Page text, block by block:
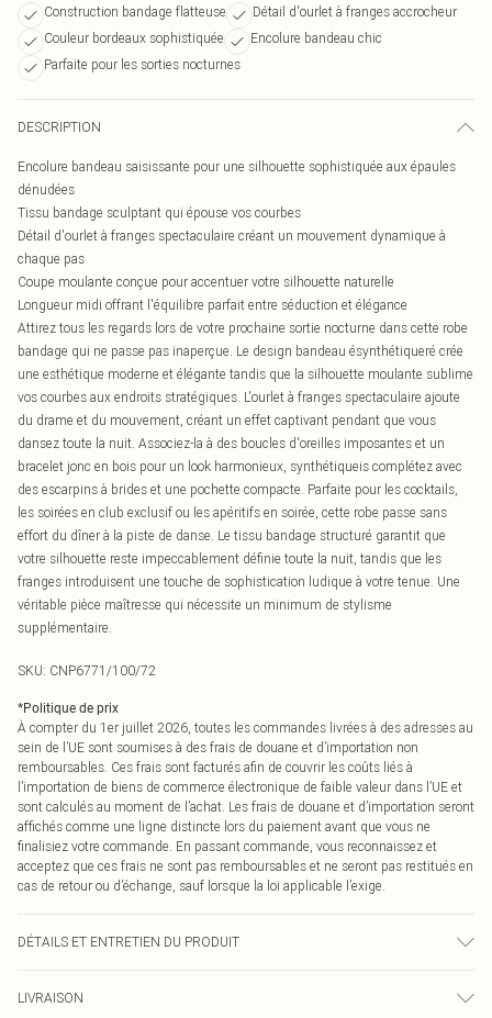
Construction bandage flatteuse
Détail d'ourlet à franges accrocheur
Couleur bordeaux sophistiquée
Encolure bandeau chic
Parfaite pour les sorties nocturnes
DESCRIPTION
Encolure bandeau saisissante pour une silhouette sophistiquée aux épaules
dénudées
Tissu bandage sculptant qui épouse vos courbes
Détail d'ourlet à franges spectaculaire créant un mouvement dynamique à
chaque pas
Coupe moulante conçue pour accentuer votre silhouette naturelle
Longueur midi offrant l'équilibre parfait entre séduction et élégance
Attirez tous les regards lors de votre prochaine sortie nocturne dans cette robe
bandage qui ne passe pas inaperçue. Le design bandeau ésynthétiqueré crée
une esthétique moderne et élégante tandis que la silhouette moulante sublime
vos courbes aux endroits stratégiques. L'ourlet à franges spectaculaire ajoute
du drame et du mouvement, créant un effet captivant pendant que vous
dansez toute la nuit. Associez-la à des boucles d'oreilles imposantes et un
bracelet jonc en bois pour un look harmonieux, synthétiqueis complétez avec
des escarpins à brides et une pochette compacte. Parfaite pour les cocktails,
les soirées en club exclusif ou les apéritifs en soirée, cette robe passe sans
effort du dîner à la piste de danse. Le tissu bandage structuré garantit que
votre silhouette reste impeccablement définie toute la nuit, tandis que les
franges introduisent une touche de sophistication ludique à votre tenue. Une
véritable pièce maîtresse qui nécessite un minimum de stylisme
supplémentaire.
SKU: CNP6771/100/72
*Politique de prix
À compter du 1er juillet 2026, toutes les commandes livrées à des adresses au
sein de l’UE sont soumises à des frais de douane et d’importation non
remboursables. Ces frais sont facturés afin de couvrir les coûts liés à
l’importation de biens de commerce électronique de faible valeur dans l’UE et
sont calculés au moment de l’achat. Les frais de douane et d’importation seront
affichés comme une ligne distincte lors du paiement avant que vous ne
finalisiez votre commande. En passant commande, vous reconnaissez et
acceptez que ces frais ne sont pas remboursables et ne seront pas restitués en
cas de retour ou d’échange, sauf lorsque la loi applicable l’exige.
DÉTAILS ET ENTRETIEN DU PRODUIT
déteindre.
LIVRAISON